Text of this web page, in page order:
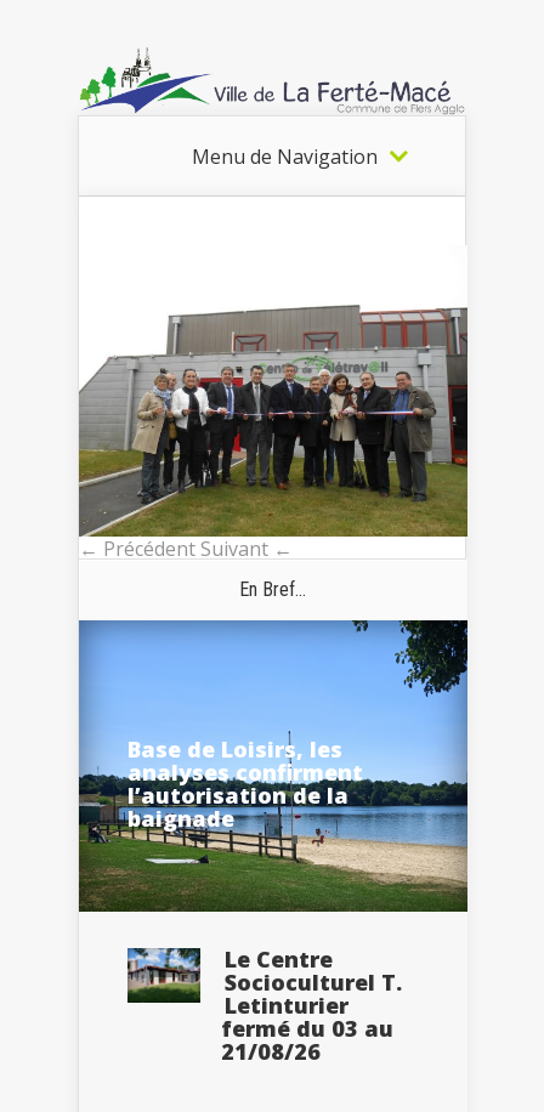
Menu de Navigation
← Précédent Suivant ←
En Bref...
Base de Loisirs, les
analyses confirment
l’autorisation de la
baignade
Le Centre
Socioculturel T.
Letinturier
fermé du 03 au
21/08/26